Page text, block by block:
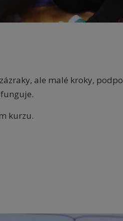
ale malé kroky,
kurzu.